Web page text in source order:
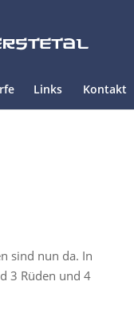
Links Kontakt
sind nun da. In
3 Rüden und 4